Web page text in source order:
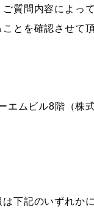
質問内容によっ
とを確認させて
ムビル8階（株
下記のいずれか